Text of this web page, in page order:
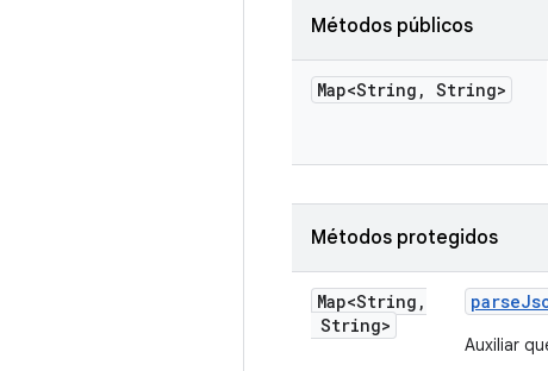
Métodos públicos
Map<String , String>
Métodos protegidos
Map<String ,
String>
parse
Auxiliar